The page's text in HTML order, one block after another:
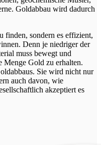
Goldabbau wird dadurch
finden, sondern es effizient,
Denn je niedriger der
muss bewegt und
Menge Gold zu erhalten.
Sie wird nicht nur
auch davon, wie
akzeptiert es